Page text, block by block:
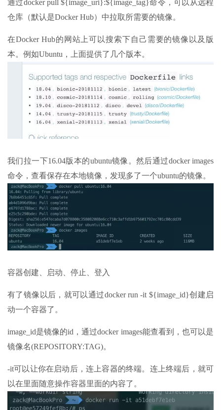
通过docker pull ${image_uri}:${image_tag}命令，可以从远程
仓库（默认是Docker Hub）中拉取所需要的镜像。
在Docker Hub的网站上可以搜索下自己需要的镜像以及版
本。例如Ubuntu，上面提供了几个版本。
我们拉一下16.04版本的ubuntu镜像。然后通过docker images
命令，查看保存在本地镜像，发现多了一个ubuntu的镜像。
容器创建、启动、停止、登入
有了镜像以后，就可以通过docker run -it ${image_id}创建启
动一个容器了。
image_id是镜像的id，通过docker images能查看到，也可以是
镜像名(REPOSITORY:TAG)。
-it可以让你在启动后，连上容器的终端。连上终端后，就可
以在里面随意操作容器里面的内容了。